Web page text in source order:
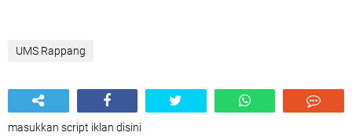
UMS Rappang
masukkan script iklan disini